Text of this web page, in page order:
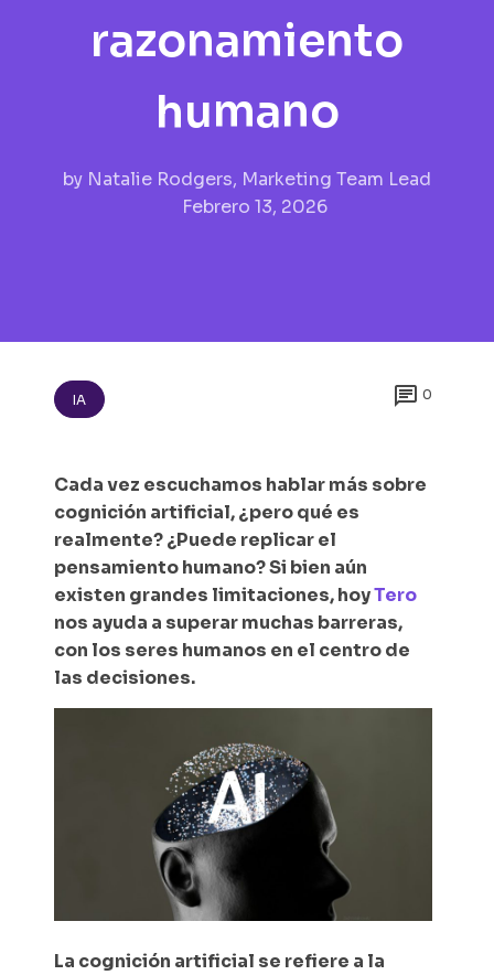
razonamiento
humano
by Natalie Rodgers, Marketing Team Lead
Febrero 13, 2026
IA  0
Cada vez escuchamos hablar más sobre
cognición artificial, ¿pero qué es
realmente? ¿Puede replicar el
pensamiento humano? Si bien aún
existen grandes limitaciones, hoyTero
nos ayuda a superar muchas barreras,
con los seres humanos en el centro de
las decisiones.
La cognición artificial se refiere a la